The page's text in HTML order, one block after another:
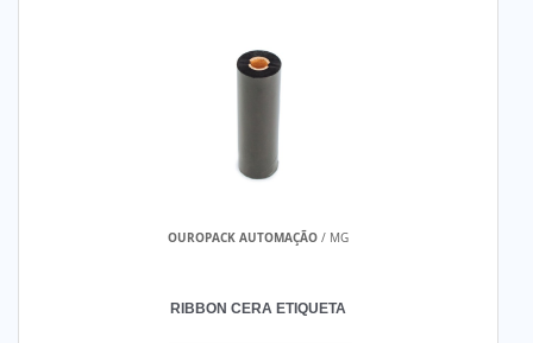
OUROPACK AUTOMAÇÃO / MG
RIBBON CERA ETIQUETA